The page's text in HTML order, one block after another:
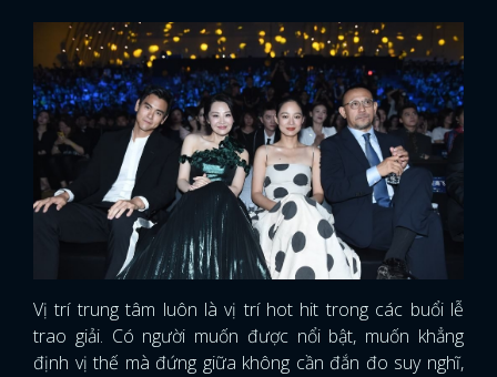
Vị trí trung tâm luôn là vị trí hot hit trong các buổi lễ
trao giải. Có người muốn được nổi bật, muốn khẳng
định vị thế mà đứng giữa không cần đắn đo suy nghĩ,